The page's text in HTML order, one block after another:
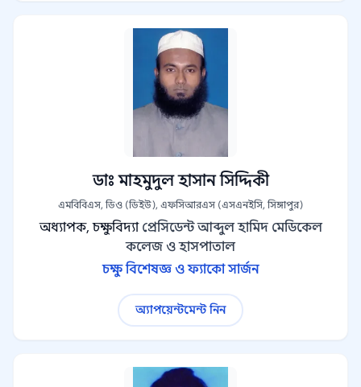
ডাঃ মাহমুদুল হাসান সিদ্দিকী
এমবিবিএস, ডিও (ডিইউ), এফসিআরএস (এসএনইসি, সিঙ্গাপুর)
অধ্যাপক, চক্ষুবিদ্যা প্রেসিডেন্ট আব্দুল হামিদ মেডিকেল
কলেজ ও হাসপাতাল
চক্ষু বিশেষজ্ঞ ও ফ্যাকো সার্জন
অ্যাপয়েন্টমেন্ট নিন